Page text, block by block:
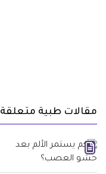
مقالات طبية متعلقة